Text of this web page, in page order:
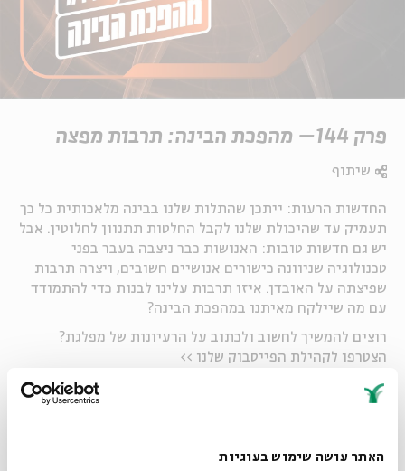
האתר עושה שימוש בעוגיות
פרק 144– מהפכת הבינה: תרבות מפצה
החדשות הרעות: ייתכן שהתלות שלנו בבינה מלאכותית כל כך
תעמיק עד שהיכולת שלנו לקבל החלטות תתנוון לחלוטין. אבל
יש גם חדשות טובות: האנושות כבר ניצבה בעבר בפני
טכנולוגיה שניוונה כישורים אנושיים חשובים, ויצרה תרבות
שפיצתה על האובדן. איזו תרבות עלינו לבנות כדי להתמודד
עם מה שיילקח מאיתנו במהפכת הבינה?
רוצים להמשיך לחשוב ולכתוב על הרעיונות של מפלגת?
הצטרפו לקהילת הפייסבוק שלנו >>
שיתוף
לקבלת עדכונים על פרק חדש ב-